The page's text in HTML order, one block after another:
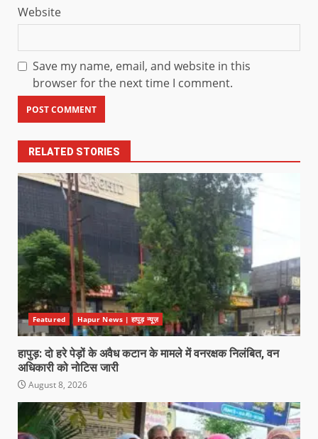
Website
Save my name, email, and website in this
browser for the next time I comment.
RELATED STORIES
Featured Hapur News | हापुड़ न्यूज़
हापुड़: दो हरे पेड़ों के अवैध कटान के मामले में वनरक्षक निलंबित, वन
अधिकारी को नोटिस जारी
August 8, 2026